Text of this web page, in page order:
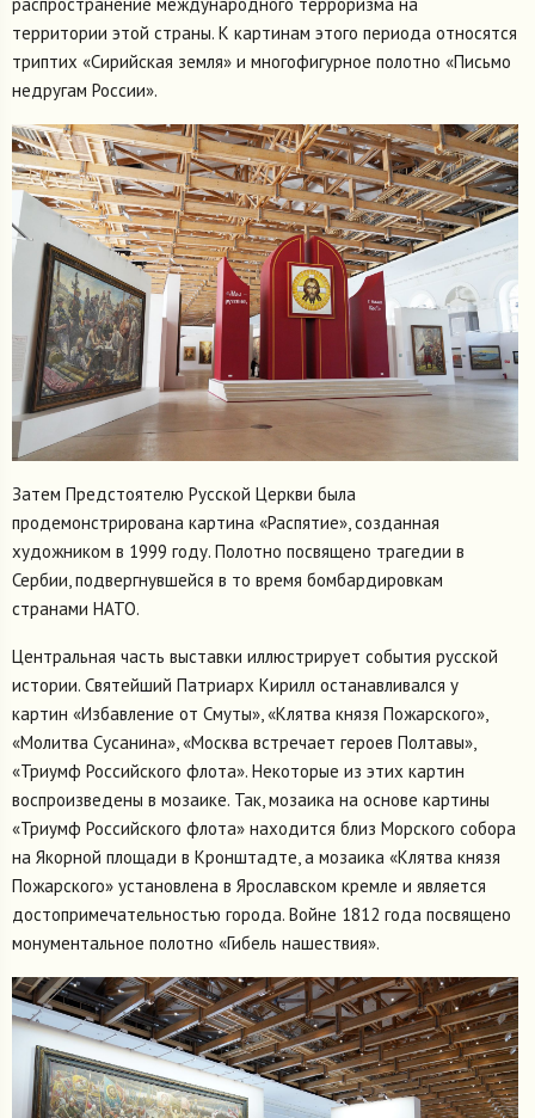
территории этой страны. К картинам этого периода относятся
триптих «Сирийская земля» и многофигурное полотно «Письмо
недругам России».
Затем Предстоятелю Русской Церкви была
продемонстрирована картина «Распятие», созданная
художником в 1999 году. Полотно посвящено трагедии в
Сербии, подвергнувшейся в то время бомбардировкам
странами НАТО.
Центральная часть выставки иллюстрирует события русской
истории. Святейший Патриарх Кирилл останавливался у
картин «Избавление от Смуты», «Клятва князя Пожарского»,
«Молитва Сусанина», «Москва встречает героев Полтавы»,
«Триумф Российского флота». Некоторые из этих картин
воспроизведены в мозаике. Так, мозаика на основе картины
«Триумф Российского флота» находится близ Морского собора
на Якорной площади в Кронштадте, а мозаика «Клятва князя
Пожарского» установлена в Ярославском кремле и является
достопримечательностью города. Войне 1812 года посвящено
монументальное полотно «Гибель нашествия».